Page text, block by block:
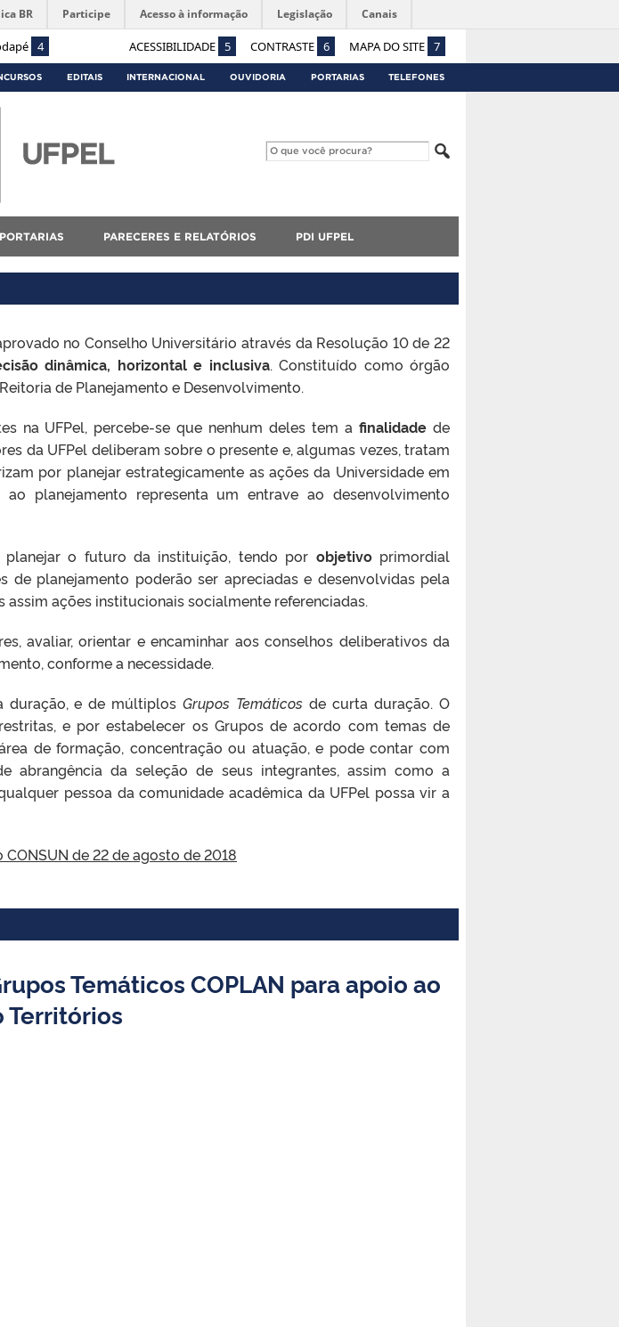
4 ACESSIBILIDADE 5 CONTRASTE 6 MAPA DO SITE 7
BR Participe Acesso à informação Legislação Canais
EDITAIS INTERNACIONAL OUVIDORIA PORTARIAS TELEFONES
PORTARIAS PARECERES E RELATÓRIOS PDI UFPEL
no Conselho Universitário através da Resolução 10 de 22
dinâmica, horizontal e inclusiva. Constituído como órgão
de Planejamento e Desenvolvimento.
na UFPel, percebe-se que nenhum deles tem afinalidade de
da UFPel deliberam sobre o presente e, algumas vezes, tratam
por planejar estrategicamente as ações da Universidade em
planejamento representa um entrave ao desenvolvimento
o futuro da instituição, tendo por objetivoprimordial
de planejamento poderão ser apreciadas e desenvolvidas pela
ações institucionais socialmente referenciadas.
avaliar, orientar e encaminhar aos conselhos deliberativos da
conforme a necessidade.
duração, e de múltiplosGrupos Temáticos de curta duração. O
e por estabelecer os Grupos de acordo com temas de
de formação, concentração ou atuação, e pode contar com
abrangência da seleção de seus integrantes, assim como a
pessoa da comunidade acadêmica da UFPel possa vir a
de 22 de agosto de 2018
Temáticos COPLAN para apoio ao
Territórios